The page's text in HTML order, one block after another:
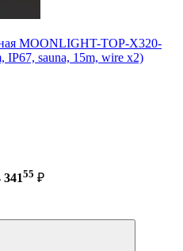
MOONLIGHT-TOP-X320-
IP67, sauna, 15m, wire x2)
34155 ₽